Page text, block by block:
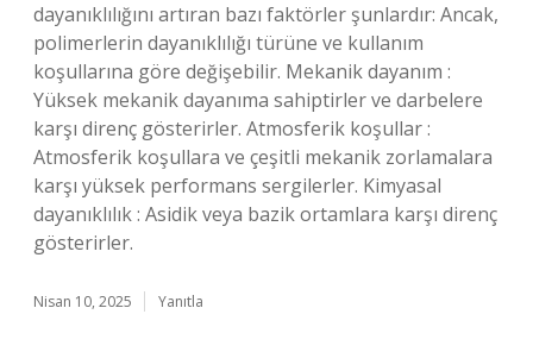
dayanıklılığını artıran bazı faktörler şunlardır: Ancak,
polimerlerin dayanıklılığı türüne ve kullanım
koşullarına göre değişebilir. Mekanik dayanım :
Yüksek mekanik dayanıma sahiptirler ve darbelere
karşı direnç gösterirler. Atmosferik koşullar :
Atmosferik koşullara ve çeşitli mekanik zorlamalara
karşı yüksek performans sergilerler. Kimyasal
dayanıklılık : Asidik veya bazik ortamlara karşı direnç
gösterirler.
Nisan 10, 2025 Yanıtla